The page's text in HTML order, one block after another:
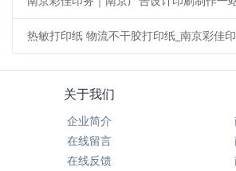
热敏打印纸 物流不干胶打印纸_南京彩佳
关于我们
企业简介
在线留言
在线反馈